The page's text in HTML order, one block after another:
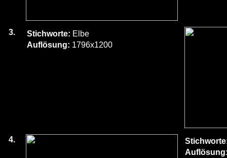
3. Stichworte: Elbe
Auflösung: 1796x1200
4.